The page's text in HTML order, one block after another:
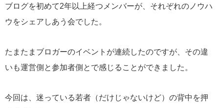
ブログを初めて2年以上経つメンバーが、それぞれのノウハ
ウをシェアしあう会でした。
たまたまブロガーのイベントが連続したのですが、その違
いも運営側と参加者側とで感じることができました。
今回は、迷っている若者（だけじゃないけど）の背中を押